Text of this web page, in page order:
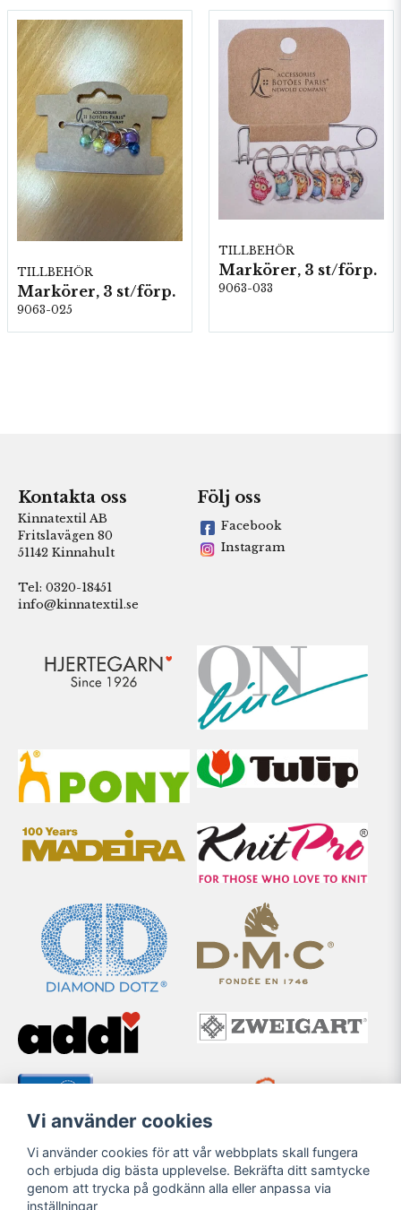
TILLBEHÖR
Markörer, 3 st/förp.
9063-025
TILLBEHÖR
Markörer, 3 st/förp.
9063-033
Kontakta oss
Kinnatextil AB
Fritslavägen 80
51142 Kinnahult
Tel: 0320-18451
info@kinnatextil.se
Följ oss
Facebook
Instagram
Vi använder cookies
Vi använder cookies för att vår webbplats skall fungera
och erbjuda dig bästa upplevelse. Bekräfta ditt samtycke
genom att trycka på godkänn alla eller anpassa via
inställningar